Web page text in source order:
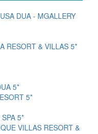
DUA - MGALLERY
RESORT & VILLAS 5*
5*
5*
5*
VILLAS RESORT &